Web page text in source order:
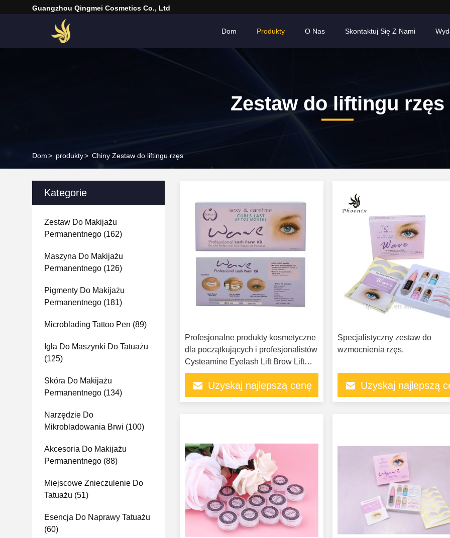
Guangzhou Qingmei Cosmetics Co., Ltd
Dom Produkty O Nas Skontaktuj Się Z Nami
Zestaw do liftingu rzęs
Dom> produkty> Chiny Zestaw do liftingu rzęs
Kategorie
Zestaw Do Makijażu
Permanentnego (162)
Maszyna Do Makijażu
Permanentnego (126)
Pigmenty Do Makijażu
Permanentnego (181)
Microblading Tattoo Pen (89)
Igła Do Maszynki Do Tatuażu
(125)
Skóra Do Makijażu
Permanentnego (134)
Narzędzie Do
Mikrobladowania Brwi (100)
Akcesoria Do Makijażu
Permanentnego (88)
Miejscowe Znieczulenie Do
Tatuażu (51)
Esencja Do Naprawy Tatuażu
(60)
Profesjonalne produkty kosmetyczne
dla początkujących i profesjonalistów
Cysteamine Eyelash Lift Brow Lift
Eyelash Lift Kit
Uzyskaj najlepszą cenę
Specjalistyczny zestaw do
wzmocnienia rzęs.
Uzyskaj najlepszą